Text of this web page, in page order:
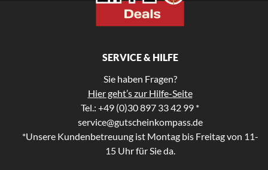
SERVICE & HILFE
Sie haben Fragen?
Hier geht’s zur Hilfe-Seite
Tel.: +49 (0)30 897 33 42 99 *
service@gutscheinkompass.de
*Unsere Kundenbetreuung ist Montag bis Freitag von 11-
15 Uhr für Sie da.